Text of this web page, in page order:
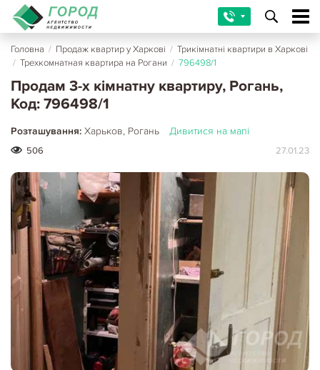
Головна / Продаж квартир у Харкові / Трикімнатні квартири в Харкові
/ Трехкомнатная квартира на Рогани / 796498/1
Продам 3-х кімнатну квартиру, Рогань,
Код: 796498/1
Розташування: Харьков, Рогань Дивитися на мапі
506 27.01.23